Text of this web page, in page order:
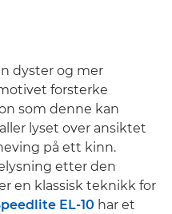
dyster og mer
forsterke
som denne kan
lyset over ansiktet
på ett kinn.
etter den
en klassisk teknikk for
EL-10 har et